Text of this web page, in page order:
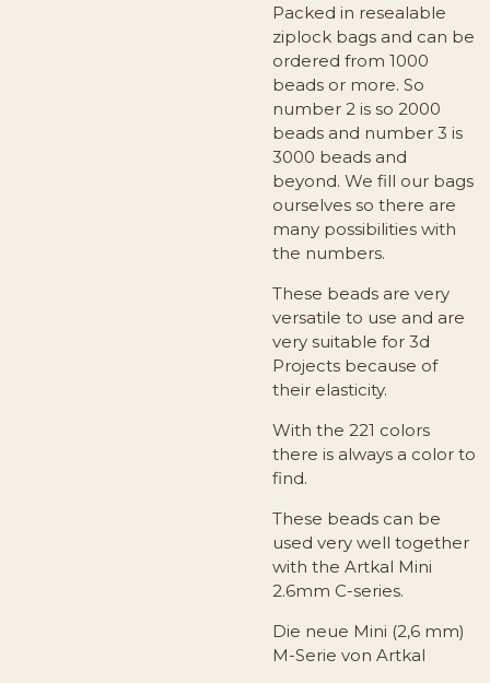
Packed in resealable
ziplock bags and can be
ordered from 1000
beads or more. So
number 2 is so 2000
beads and number 3 is
3000 beads and
beyond. We fill our bags
ourselves so there are
many possibilities with
the numbers.
These beads are very
versatile to use and are
very suitable for 3d
Projects because of
their elasticity.
With the 221 colors
there is always a color to
find.
These beads can be
used very well together
with the Artkal Mini
2.6mm C-series.
Die neue Mini (2,6 mm)
M-Serie von Artkal